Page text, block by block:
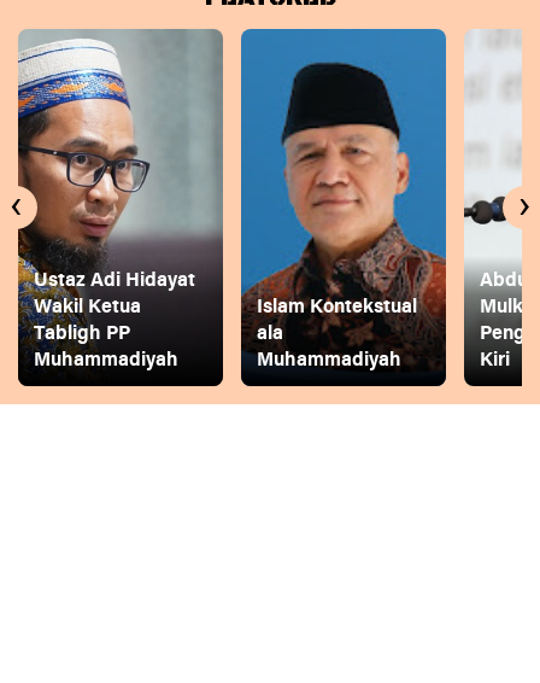
Ustaz Adi Hidayat
Wakil Ketua
Tabligh PP
Muhammadiyah
Islam Kontekstual
ala
Muhammadiyah
Abdul
Kiri
‹ ›